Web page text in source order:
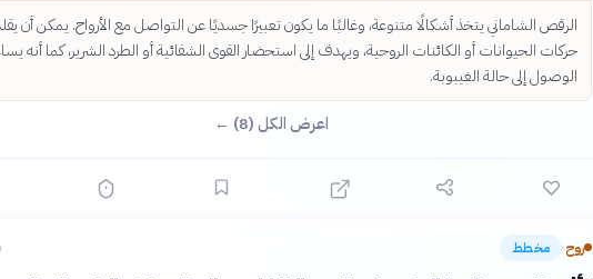
الرقص الشاماني يتخذ أشكالًا متنوعة، وغالبًا ما يكون تعبيرًا جسديًا عن التواصل مع الأرواح. يمكن أن
حركات الحيوانات أو الكائنات الروحية، ويهدف إلى استحضار القوى الشفائية أو الطرد الشرير، كما أنه
الوصول إلى حالة الغيبوبة.
اعرض الكل (8) ←
روح› مخطط